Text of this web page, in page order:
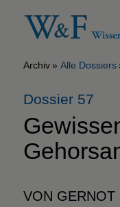
Archiv Alle Dossiers
Dossier 57
VON GERNOT